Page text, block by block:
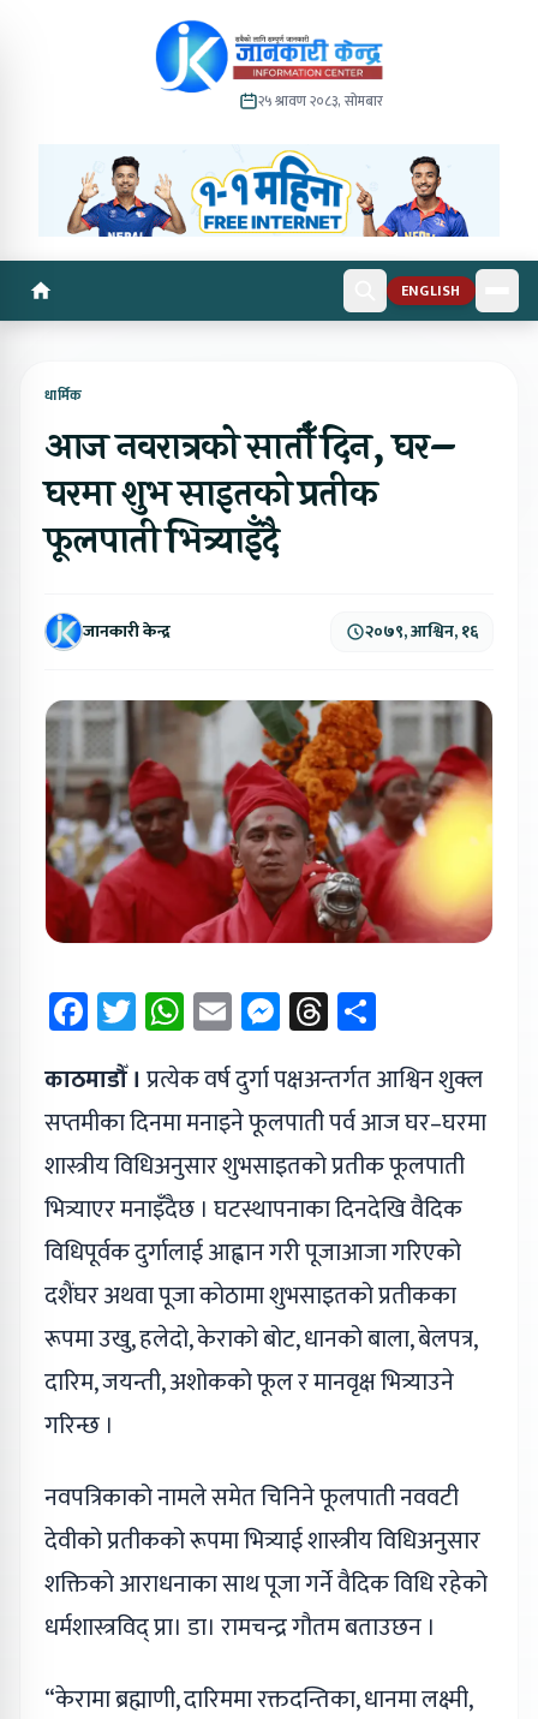
२५ श्रावण २०८३, सोमबार
ENGLISH
धार्मिक
आज नवरात्रको सातौँ दिन, घर–
घरमा शुभ साइतको प्रतीक
फूलपाती भित्र्याइँदै
जानकारी केन्द्र २०७९, आश्विन, १६
Facebook
Twitter
WhatsApp
EmailMessenger
Threads
काठमाडौँ । प्रत्येक वर्ष दुर्गा पक्षअन्तर्गत आश्विन शुक्ल
सप्तमीका दिनमा मनाइने फूलपाती पर्व आज घर–घरमा
शास्त्रीय विधिअनुसार शुभसाइतको प्रतीक फूलपाती
भित्र्याएर मनाइँदैछ । घटस्थापनाका दिनदेखि वैदिक
विधिपूर्वक दुर्गालाई आह्वान गरी पूजाआजा गरिएको
दशैंघर अथवा पूजा कोठामा शुभसाइतको प्रतीकका
रूपमा उखु, हलेदो, केराको बोट, धानको बाला, बेलपत्र,
दारिम, जयन्ती, अशोकको फूल र मानवृक्ष भित्र्याउने
गरिन्छ ।
नवपत्रिकाको नामले समेत चिनिने फूलपाती नववटी
देवीको प्रतीकको रूपमा भित्र्याई शास्त्रीय विधिअनुसार
शक्तिको आराधनाका साथ पूजा गर्ने वैदिक विधि रहेको
धर्मशास्त्रविद् प्रा। डा। रामचन्द्र गौतम बताउछन ।
“केरामा ब्रह्माणी, दारिममा रक्तदन्तिका, धानमा लक्ष्मी,